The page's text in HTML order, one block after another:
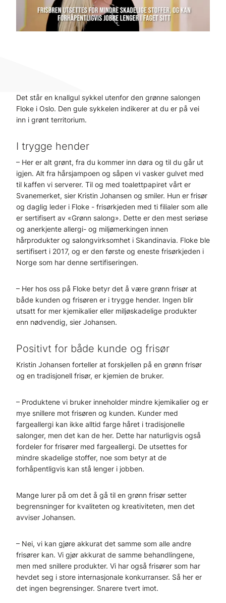
Det står en knallgul sykkel utenfor den grønne salongen
Floke i Oslo. Den gule sykkelen indikerer at du er på vei
inn i grønt territorium.
I trygge hender
– Her er alt grønt, fra du kommer inn døra og til du går ut
igjen. Alt fra hårsjampoen og såpen vi vasker gulvet med
til kaffen vi serverer. Til og med toalettpapiret vårt er
Svanemerket, sier Kristin Johansen og smiler. Hun er frisør
og daglig leder i Floke - frisørkjeden med ti filialer som alle
er sertifisert av «Grønn salong». Dette er den mest seriøse
og anerkjente allergi- og miljømerkingen innen
hårprodukter og salongvirksomhet i Skandinavia. Floke ble
sertifisert i 2017, og er den første og eneste frisørkjeden i
Norge som har denne sertifiseringen.
– Her hos oss på Floke betyr det å være grønn frisør at
både kunden og frisøren er i trygge hender. Ingen blir
utsatt for mer kjemikalier eller miljøskadelige produkter
enn nødvendig, sier Johansen.
Positivt for både kunde og frisør
Kristin Johansen forteller at forskjellen på en grønn frisør
og en tradisjonell frisør, er kjemien de bruker.
– Produktene vi bruker inneholder mindre kjemikalier og er
mye snillere mot frisøren og kunden. Kunder med
fargeallergi kan ikke alltid farge håret i tradisjonelle
salonger, men det kan de her. Dette har naturligvis også
fordeler for frisører med fargeallergi. De utsettes for
mindre skadelige stoffer, noe som betyr at de
forhåpentligvis kan stå lenger i jobben.
Mange lurer på om det å gå til en grønn frisør setter
begrensninger for kvaliteten og kreativiteten, men det
avviser Johansen.
– Nei, vi kan gjøre akkurat det samme som alle andre
frisører kan. Vi gjør akkurat de samme behandlingene,
men med snillere produkter. Vi har også frisører som har
hevdet seg i store internasjonale konkurranser. Så her er
det ingen begrensinger. Snarere tvert imot.